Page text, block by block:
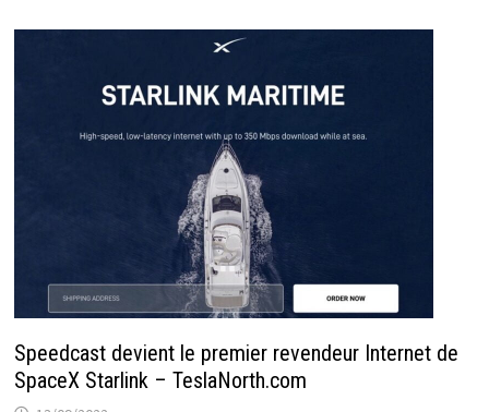
Speedcast devient le premier revendeur Internet de
SpaceX Starlink – TeslaNorth.com